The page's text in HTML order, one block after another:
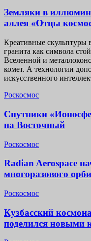
Земляки в
аллея «Отцы
Креативные скульптуры
гранита как символа
Вселенной и
комет. А технологии
искусственного
Роскосмос
Спутники
на Восточный
Роскосмос
Radian Aerospace
многоразового
Роскосмос
Кузбасский
поделился новыми